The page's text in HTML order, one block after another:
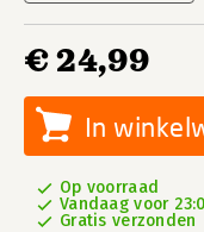
€ 24,99
In
Op voorraad
Vandaag voor
Gratis verzonden